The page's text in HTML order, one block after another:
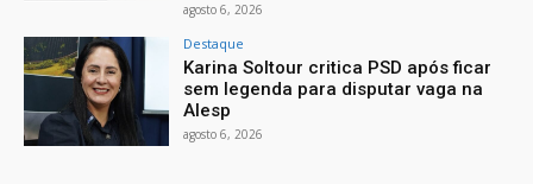
agosto 6, 2026
Destaque
Karina Soltour critica PSD após ficar
sem legenda para disputar vaga na
Alesp
agosto 6, 2026